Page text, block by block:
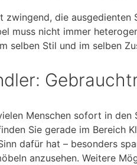
die ausgedienten
muss nicht immer
selben Stil und im selben
Menschen sofort in
Sie gerade im Bereich
dafür hat – besonders
anzusehen. Weitere